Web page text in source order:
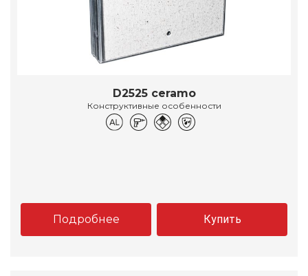
D2525 ceramo
Конструктивные особенности
Подробнее Купить